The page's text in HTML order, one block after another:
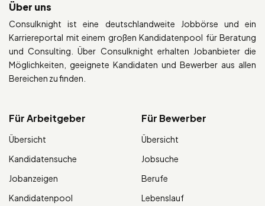
Über uns
Consulknight ist eine deutschlandweite Jobbörse und ein
Karriereportal mit einem großen Kandidatenpool für Beratung
und Consulting. Über Consulknight erhalten Jobanbieter die
Möglichkeiten, geeignete Kandidaten und Bewerber aus allen
Bereichen zu finden.
Für Arbeitgeber
Übersicht
Kandidatensuche
Jobanzeigen
Kandidatenpool
Für Bewerber
Übersicht
Jobsuche
Berufe
Lebenslauf